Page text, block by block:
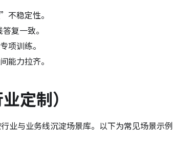
稳定性。
复一致。
项训练。
能力拉齐。
定制）
业与业务线沉淀场景库。以下为常见场景示例